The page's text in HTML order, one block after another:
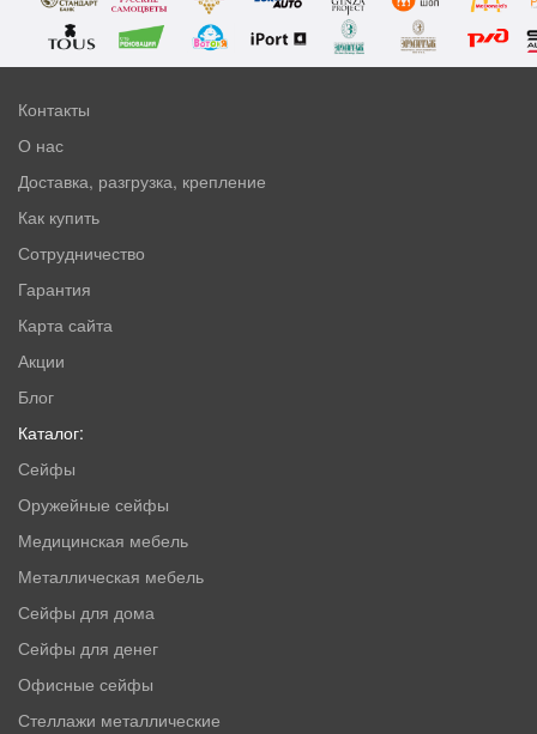
Контакты
О нас
Доставка, разгрузка, крепление
Как купить
Сотрудничество
Гарантия
Карта сайта
Акции
Блог
Каталог:
Сейфы
Оружейные сейфы
Медицинская мебель
Металлическая мебель
Сейфы для дома
Сейфы для денег
Офисные сейфы
Стеллажи металлические